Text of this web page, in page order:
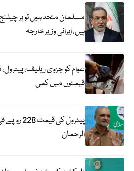
مسلمان متحد ہوں تو ہر
ہیں، ایرانی وزیر خارجہ
عوام کو جزوی ریلیف،
قیمتوں میں کمی
پیٹرول کی
الرحمان